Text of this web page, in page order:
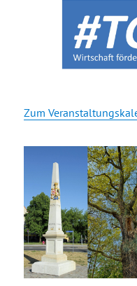
Zum